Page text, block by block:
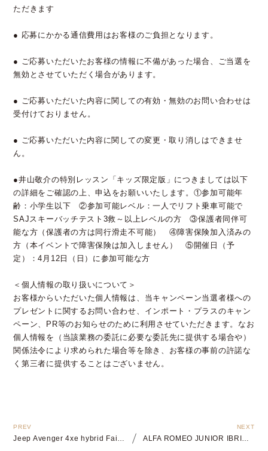
ただきます
● 応募にかかる通信費用はお客様のご負担となります。
● ご応募いただいたお客様の情報に不備があった場合、ご当選を
無効とさせていただく場合があります。
● ご応募いただいた内容に関しての有効・無効のお問い合わせは
受付けておりません。
● ご応募いただいた内容に関しての変更・取り消しはできませ
ん。
●井山敬介の特別レッスン「キッズ限定版」につきましては以下
の詳細をご確認の上、申込をお願いいたします。①参加可能年
齢：小学生以下 ②参加可能レベル：一人でリフト乗車可能で
SAJスキーバッチテスト3救～以上レベルの方 ③保護者同伴可
能な方（保護者の方は同行滑走不可能） ④障害保険加入済みの
方（本イベントで障害保険は加入しません） ⑤開催日（予
定）：4月12日（日）に参加可能な方
＜個人情報の取り扱いについて＞
お客様からいただいた個人情報は、当キャンペーン当選者様への
プレゼントに関するお問い合わせ、インポート・プラスのキャン
ペーン、PR等のお知らせのために利用させていただきます。なお
個人情報を（当該業務の委託に必要な委託先に提供する場合や）
関係法令により求められた場合等を除き、お客様の事前の許諾な
く第三者に提供することはございません。
Jeep Avenger 4xe hybrid Fair開催 ALFA ROMEO JUNIOR IBRIDA EDIZIONE BIANCO DEBUT FAIR開催